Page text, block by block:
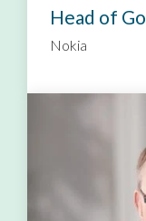
Head of
Nokia